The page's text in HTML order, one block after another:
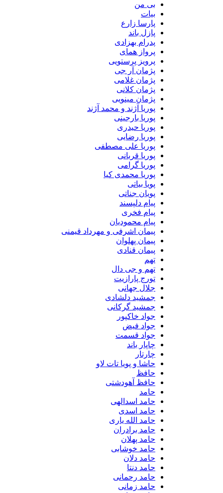
پارسا زارع
پازل باند
پدرام بهزادی
پرواز همای
پرویز پرستویی
پژمان آر جی
پژمان غلامی
پژمان کلانی
پژمان مینویی
پوریا آژند و محمد آژند
پوریا بارجینی
پوریا حیدری
پوریا رضایی
پوریا علی مصطفی
پوریا قربانی
پوریا گرامی
پوریا محمدی کیا
پویا بیاتی
پویان جناتی
پیام دلپسند
پیام فخری
پیام محمودیان
پیمان اشرفی و مهرداد قیمنی
پیمان پهلوان
پیمان قنادی
تهم و جی دال
تورج پارازیت
جلال جهانی
جمشید دلشادی
جمشید گرکانی
جواد خاکپور
جواد فیض
جواد قسمت
چاپار باند
حاشا و پویا تات لاو
حافظ آهودشتی
حامد اسدالهی
حامد اسدی
حامد الله یاری
حامد برادران
حامد پهلان
حامد خوشابی
حامد دلان
حامد دنتا
حامد رحمانی
حامد زمانی